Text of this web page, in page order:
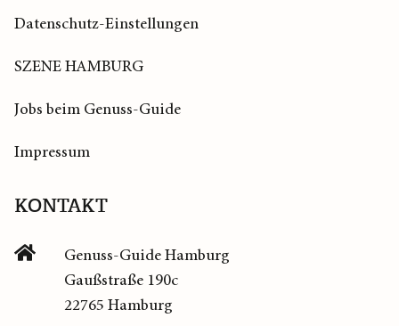
Datenschutz-Einstellungen
SZENE HAMBURG
Jobs beim Genuss-Guide
Impressum
KONTAKT
Genuss-Guide Hamburg
Gaußstraße 190c
22765 Hamburg